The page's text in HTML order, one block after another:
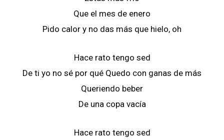
Que el mes de enero
Pido calor y no das más que hielo, oh
Hace rato tengo sed
De ti yo no sé por qué Quedo con ganas de más
Queriendo beber
De una copa vacía
Hace rato tengo sed